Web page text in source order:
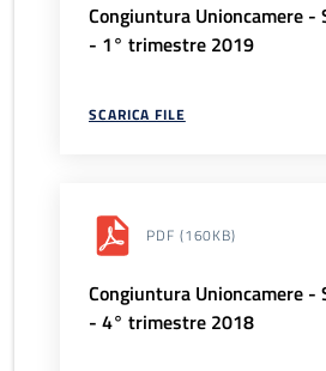
Congiuntura Unioncamere -
- 1° trimestre 2019
SCARICA FILE
PDF (160KB)
Congiuntura Unioncamere -
- 4° trimestre 2018